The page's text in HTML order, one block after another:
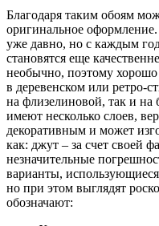
Благодаря таким обоям
оригинальное
уже давно, но с каждым
становятся еще
необычно, поэтому
в деревенском или ретро-
на флизелиновой, так и
имеют несколько слоев,
декоративным и может
как: джут – за счет своей
незначительные
варианты,
но при этом выглядят
обозначают: